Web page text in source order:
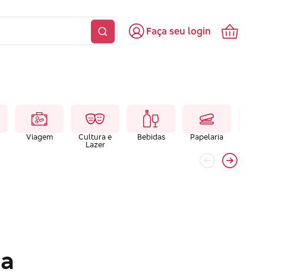
Faça seu login
Viagem
Cultura e
Lazer
Bebidas Papelaria